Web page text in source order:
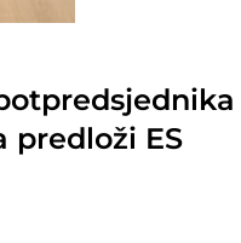
predloži ES